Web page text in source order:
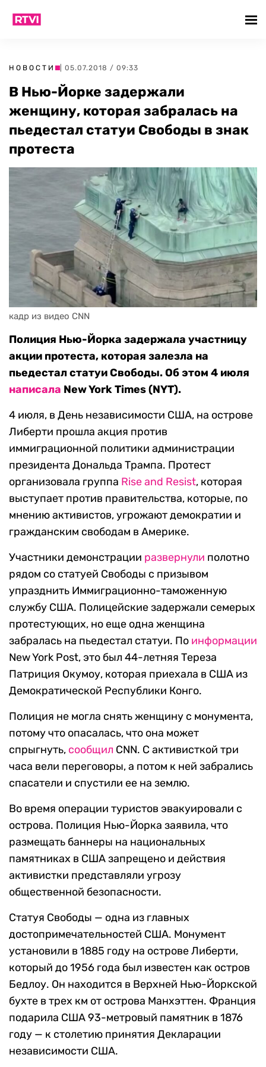
НОВОСТИ | 05.07.2018 / 09:33
В Нью-Йорке задержали
женщину, которая забралась на
пьедестал статуи Свободы в знак
протеста
кадр из видео CNN
Полиция Нью-Йорка задержала участницу
акции протеста, которая залезла на
пьедестал статуи Свободы. Об этом 4 июля
написала New York Times (NYT).
4 июля, в День независимости США, на острове
Либерти прошла акция против
иммиграционной политики администрации
президента Дональда Трампа. Протест
организовала группа Rise and Resist, которая
выступает против правительства, которые, по
мнению активистов, угрожают демократии и
гражданским свободам в Америке.
Участники демонстрации развернули полотно
рядом со статуей Свободы с призывом
упразднить Иммиграционно-таможенную
службу США. Полицейские задержали семерых
протестующих, но еще одна женщина
забралась на пьедестал статуи. По информации
New York Post, это был 44-летняя Тереза
Патриция Окумоу, которая приехала в США из
Демократической Республики Конго.
Полиция не могла снять женщину с монумента,
потому что опасалась, что она может
спрыгнуть, сообщил CNN. С активисткой три
часа вели переговоры, а потом к ней забрались
спасатели и спустили ее на землю.
Во время операции туристов эвакуировали с
острова. Полиция Нью-Йорка заявила, что
размещать баннеры на национальных
памятниках в США запрещено и действия
активистки представляли угрозу
общественной безопасности.
Статуя Свободы — одна из главных
достопримечательностей США. Монумент
установили в 1885 году на острове Либерти,
который до 1956 года был известен как остров
Бедлоу. Он находится в Верхней Нью-Йоркской
бухте в трех км от острова Манхэттен. Франция
подарила США 93-метровый памятник в 1876
году — к столетию принятия Декларации
независимости США.